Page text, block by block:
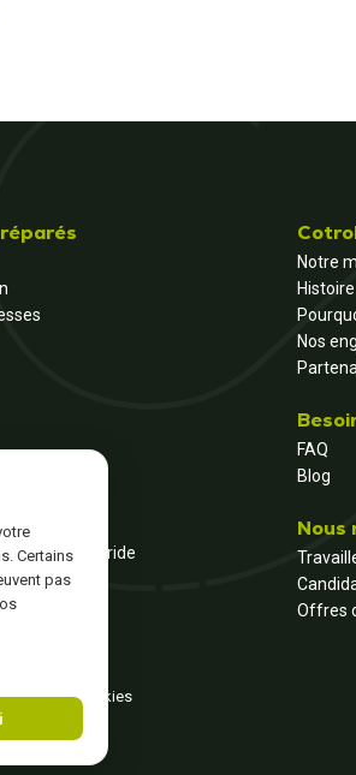
et hybride
Notre
Nos
FAQ
Blog
Nous
Offres
des cookies
Certains
pas